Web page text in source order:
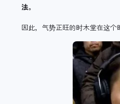
法。
因此，气势正旺的时木堂在这个